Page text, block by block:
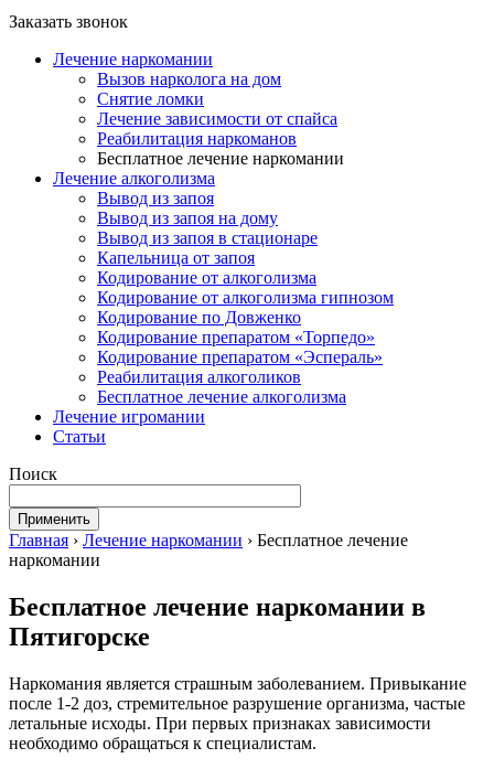
Заказать звонок
Лечение наркомании
Вызов нарколога на дом
Снятие ломки
Лечение зависимости от спайса
Реабилитация наркоманов
Бесплатное лечение наркомании
Лечение алкоголизма
Вывод из запоя
Вывод из запоя на дому
Вывод из запоя в стационаре
Капельница от запоя
Кодирование от алкоголизма
Кодирование от алкоголизма гипнозом
Кодирование по Довженко
Кодирование препаратом «Торпедо»
Кодирование препаратом «Эспераль»
Реабилитация алкоголиков
Бесплатное лечение алкоголизма
Лечение игромании
Статьи
Поиск
Главная › Лечение наркомании › Бесплатное лечение
наркомании
Бесплатное лечение наркомании в
Пятигорске
Наркомания является страшным заболеванием. Привыкание
после 1-2 доз, стремительное разрушение организма, частые
летальные исходы. При первых признаках зависимости
необходимо обращаться к специалистам.